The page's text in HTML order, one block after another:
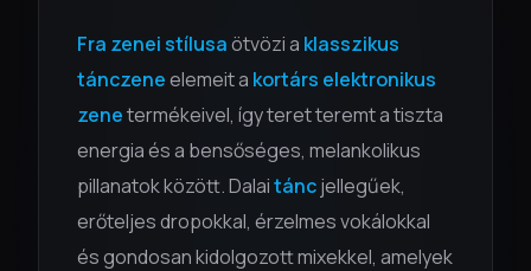
Fra zenei stílusaötvözi a klasszikus
tánczeneelemeit a kortárs elektronikus
zenetermékeivel, így teret teremt a tiszta
energia és a bensőséges, melankolikus
pillanatok között. Dalaitáncjellegűek,
erőteljes dropokkal, érzelmes vokálokkal
és gondosan kidolgozott mixekkel, amelyek